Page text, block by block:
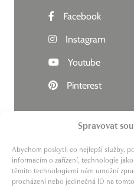
Spravovat
Abychom poskytli co nejlepší služby,
informacím o zařízení, technologie
těmito technologiemi nám umožní
procházení nebo jedinečná ID na
Facebook
Instagram
Youtube
Pinterest
Živý kraj
Lázně zdraví